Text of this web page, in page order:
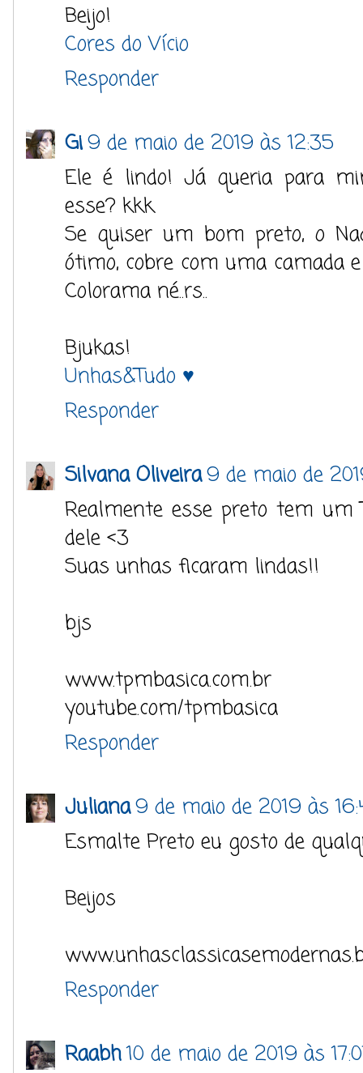
Beijo!
Cores do Vício
Responder
Gi9 de maio de 2019 às 12:35
Ele é lindo! Já queria para
esse? kkk
Se quiser um bom preto, o
ótimo, cobre com uma camada
Colorama né..rs..
Bjukas!
Unhas&Tudo ♥
Responder
Silvana Oliveira9 de maio de
Realmente esse preto tem um
dele <3
Suas unhas ficaram lindas!!
bjs
www.tpmbasica.com.br
youtube.com/tpmbasica
Responder
Juliana9 de maio de 2019 às
Esmalte Preto eu gosto de
Beijos
Responder
Raabh10 de maio de 2019 às